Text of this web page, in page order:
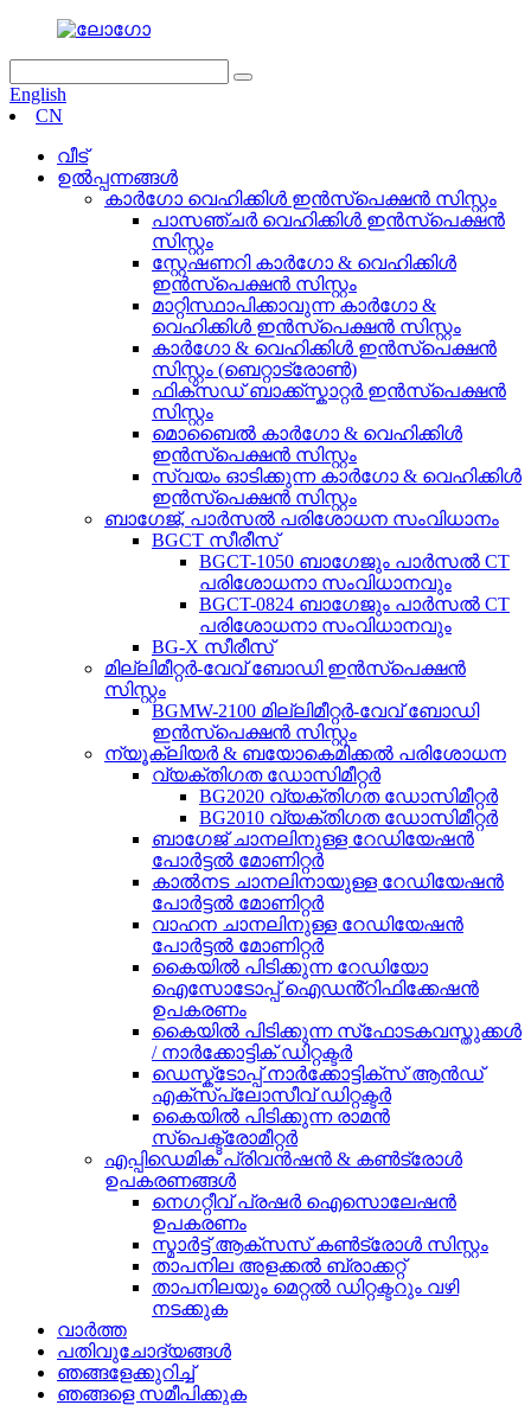
English
CN
വീട്
ഉൽപ്പന്നങ്ങൾ
കാർഗോ വെഹിക്കിൾ ഇൻസ്പെക്ഷൻ സിസ്റ്റം
പാസഞ്ചർ വെഹിക്കിൾ ഇൻസ്പെക്ഷൻ
സിസ്റ്റം
സ്റ്റേഷണറി കാർഗോ & വെഹിക്കിൾ
ഇൻസ്പെക്ഷൻ സിസ്റ്റം
മാറ്റിസ്ഥാപിക്കാവുന്ന കാർഗോ &
വെഹിക്കിൾ ഇൻസ്പെക്ഷൻ സിസ്റ്റം
കാർഗോ & വെഹിക്കിൾ ഇൻസ്പെക്ഷൻ
സിസ്റ്റം (ബെറ്റാട്രോൺ)
ഫിക്സഡ് ബാക്ക്സ്കാറ്റർ ഇൻസ്പെക്ഷൻ
സിസ്റ്റം
മൊബൈൽ കാർഗോ & വെഹിക്കിൾ
ഇൻസ്പെക്ഷൻ സിസ്റ്റം
സ്വയം ഓടിക്കുന്ന കാർഗോ & വെഹിക്കിൾ
ഇൻസ്പെക്ഷൻ സിസ്റ്റം
ബാഗേജ്, പാർസൽ പരിശോധന സംവിധാനം
BGCT സീരീസ്
BGCT-1050 ബാഗേജും പാർസൽ CT
പരിശോധനാ സംവിധാനവും
BGCT-0824 ബാഗേജും പാർസൽ CT
പരിശോധനാ സംവിധാനവും
BG-X സീരീസ്
മില്ലിമീറ്റർ-വേവ് ബോഡി ഇൻസ്പെക്ഷൻ
സിസ്റ്റം
BGMW-2100 മില്ലിമീറ്റർ-വേവ് ബോഡി
ഇൻസ്പെക്ഷൻ സിസ്റ്റം
ന്യൂക്ലിയർ & ബയോകെമിക്കൽ പരിശോധന
വ്യക്തിഗത ഡോസിമീറ്റർ
BG2020 വ്യക്തിഗത ഡോസിമീറ്റർ
BG2010 വ്യക്തിഗത ഡോസിമീറ്റർ
ബാഗേജ് ചാനലിനുള്ള റേഡിയേഷൻ
പോർട്ടൽ മോണിറ്റർ
കാൽനട ചാനലിനായുള്ള റേഡിയേഷൻ
പോർട്ടൽ മോണിറ്റർ
വാഹന ചാനലിനുള്ള റേഡിയേഷൻ
പോർട്ടൽ മോണിറ്റർ
കൈയിൽ പിടിക്കുന്ന റേഡിയോ
ഐസോടോപ്പ് ഐഡൻ്റിഫിക്കേഷൻ
ഉപകരണം
കൈയിൽ പിടിക്കുന്ന സ്‌ഫോടകവസ്തുക്കൾ
/ നാർക്കോട്ടിക് ഡിറ്റക്ടർ
ഡെസ്ക്ടോപ്പ് നാർക്കോട്ടിക്സ് ആൻഡ്
എക്സ്പ്ലോസീവ് ഡിറ്റക്ടർ
കൈയിൽ പിടിക്കുന്ന രാമൻ
സ്പെക്ട്രോമീറ്റർ
എപ്പിഡെമിക് പ്രിവൻഷൻ & കൺട്രോൾ
ഉപകരണങ്ങൾ
നെഗറ്റീവ് പ്രഷർ ഐസൊലേഷൻ
ഉപകരണം
സ്മാർട്ട് ആക്സസ് കൺട്രോൾ സിസ്റ്റം
താപനില അളക്കൽ ബ്രാക്കറ്റ്
താപനിലയും മെറ്റൽ ഡിറ്റക്ടറും വഴി
നടക്കുക
വാർത്ത
പതിവുചോദ്യങ്ങൾ
ഞങ്ങളേക്കുറിച്ച്
ഞങ്ങളെ സമീപിക്കുക